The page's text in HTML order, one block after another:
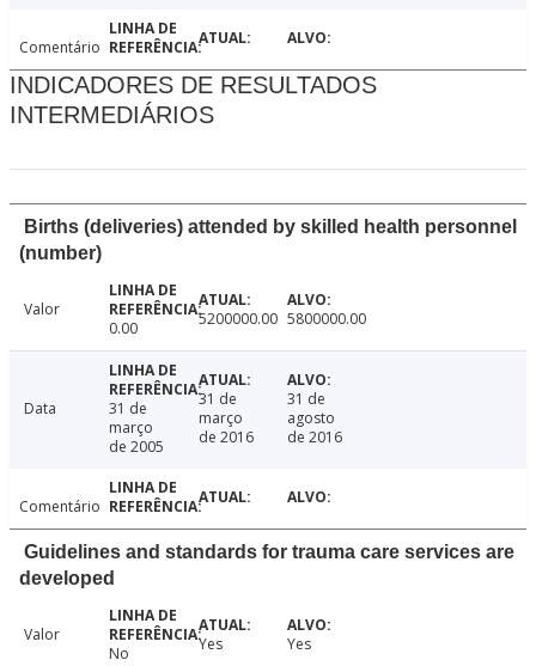
Comentário
INDICADORES DE RESULTADOS
INTERMEDIÁRIOS
Births (deliveries) attended by skilled health personnel
(number)
Valor
0.00
5200000.00 5800000.00
Data
31 de
março
de 2005
31 de
março
de 2016
31 de
agosto
de 2016
Comentário
Guidelines and standards for trauma care services are
developed
Valor
No
Yes Yes